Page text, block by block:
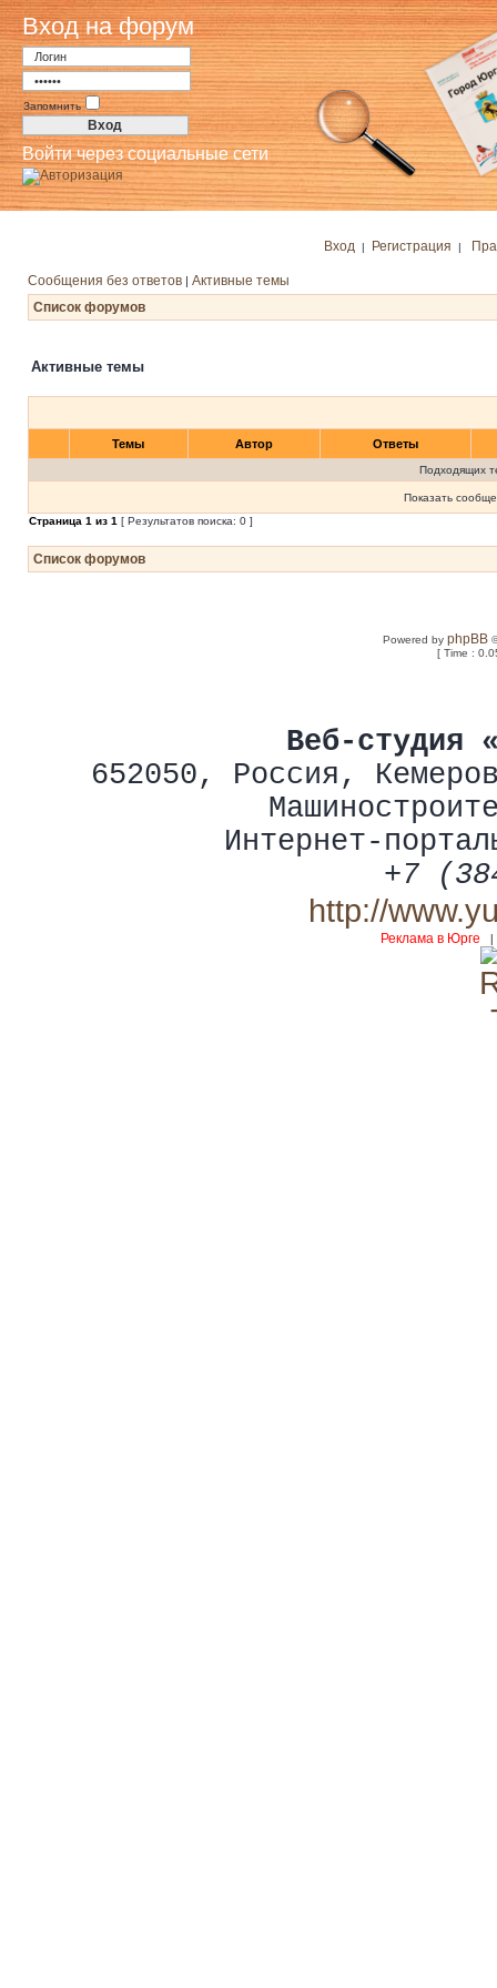
Вход на форум
Запомнить
Войти через социальные сети
Вход | Регистрация |
Сообщения без ответов | Активные темы
Список форумов
Активные темы
Темы Автор Ответы
Подходящих
Показать
Страница 1 из 1 [ Результатов поиска: 0 ]
Список форумов
Powered byphpBB
[ Time :
Веб-студия
652050, Россия ,
Интернет-
+7
http://
Реклама в Юрге